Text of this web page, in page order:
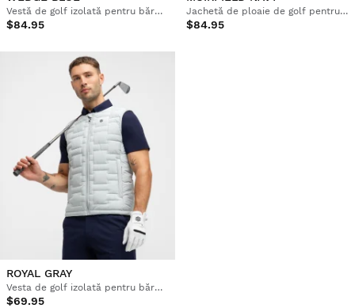
Vestă de golf izolată pentru bărbați
$84.95
Jachetă de ploaie de golf pentru bărbați
$84.95
ROYAL GRAY
Vesta de golf izolată pentru bărbați
$69.95